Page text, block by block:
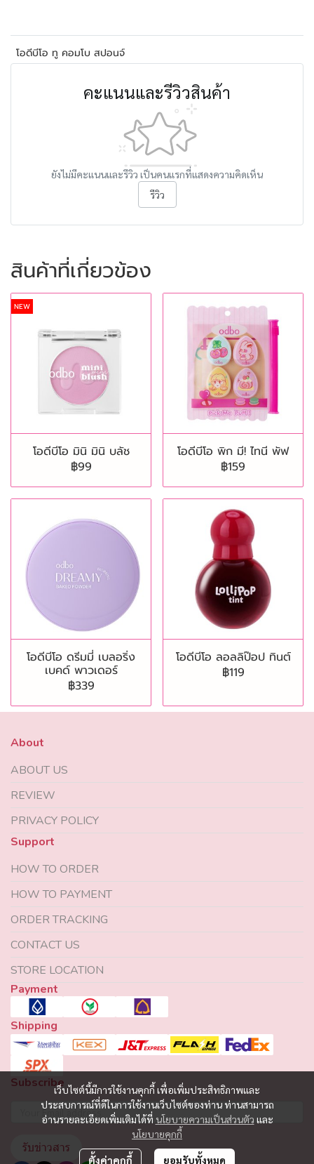
โอดีบีโอ ทู คอมโบ สปอนจ์
คะแนนและรีวิวสินค้า
ยังไม่มีคะแนนและรีวิว เป็นคนแรกที่แสดงความคิดเห็น
รีวิว
สินค้าที่เกี่ยวข้อง
NEW
โอดีบีโอ มินิ มินิ บลัช
฿99
โอดีบีโอ พิก มี! ไทนี พัฟ
฿159
โอดีบีโอ ดรีมมี่ เบลอริ่ง
เบคด์ พาวเดอร์
฿339
โอดีบีโอ ลอลลิป๊อป ทินต์
฿119
เว็บไซต์นี้มีการใช้งานคุกกี้ เพื่อเพิ่มประสิทธิภาพและ
ประสบการณ์ที่ดีในการใช้งานเว็บไซต์ของท่าน ท่านสามารถ
อ่านรายละเอียดเพิ่มเติมได้ที่ นโยบายความเป็นส่วนตัว และ
นโยบายคุกกี้
ตั้งค่าคุกกี้ ยอมรับทั้งหมด
About
ABOUT US
REVIEW
PRIVACY POLICY
Support
HOW TO ORDER
HOW TO PAYMENT
ORDER TRACKING
CONTACT US
STORE LOCATION
Payment
Shipping
Subscribe
รับข่าวสาร